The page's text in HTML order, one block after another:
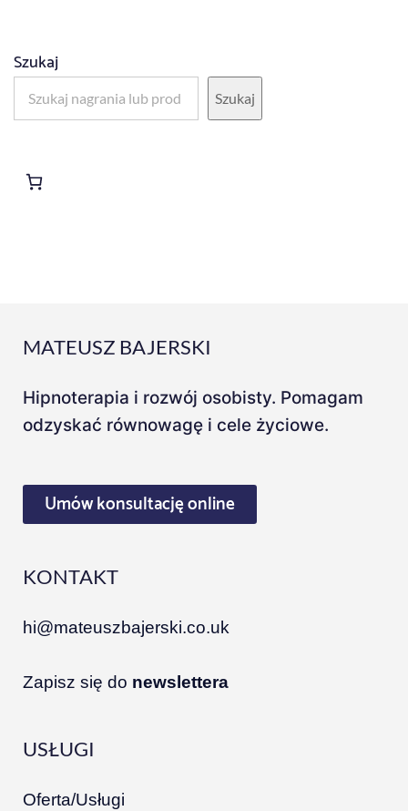
y
Szukaj
Szukaj
MATEUSZ BAJERSKI
Hipnoterapia i rozwój osobisty. Pomagam
odzyskać równowagę i cele życiowe.
Umów konsultację online
KONTAKT
hi@mateuszbajerski.co.uk
Zapisz się do newslettera
USŁUGI
Oferta/Usługi